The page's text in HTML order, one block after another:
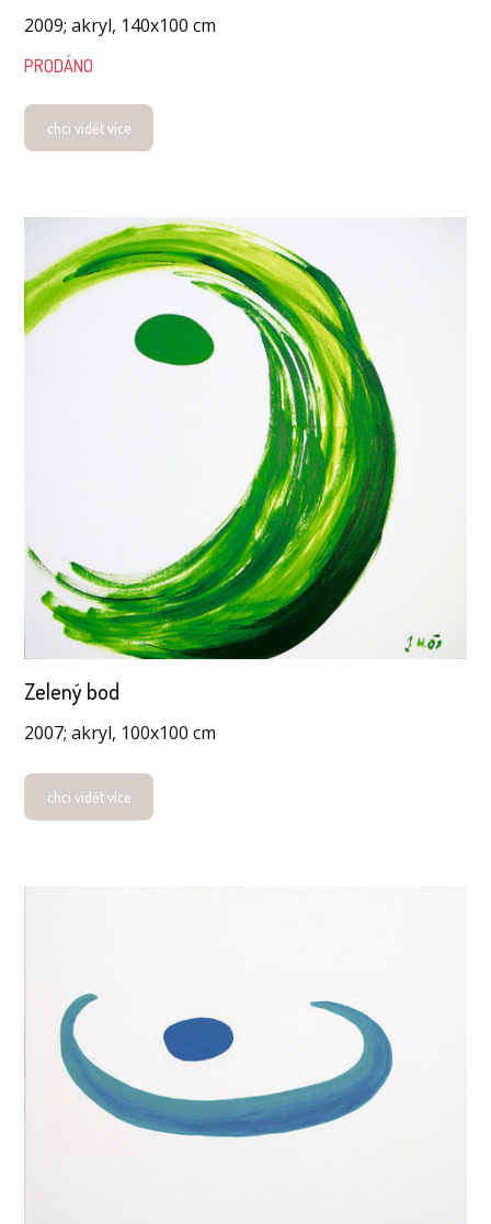
2009; akryl, 140x100 cm
PRODÁNO
chci vidět více
Zelený bod
2007; akryl, 100x100 cm
chci vidět více